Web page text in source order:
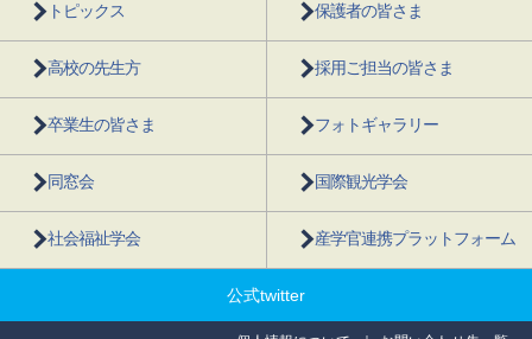
トピックス 保護者の皆さま
高校の先生方 採用ご担当の皆さま
卒業生の皆さま フォトギャラリー
同窓会 国際観光学会
社会福祉学会 産学官連携プラットフォーム
公式twitter